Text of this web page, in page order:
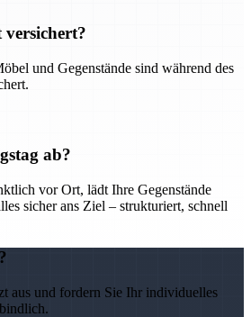
versichert?
und Gegenstände sind während des
ab?
vor Ort, lädt Ihre Gegenstände
sicher ans Ziel – strukturiert, schnell
aus und fordern Sie Ihr individuelles